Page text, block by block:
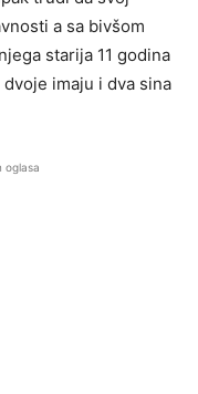
a sa bivšom
starija 11 godina
imaju i dva sina
oglasa